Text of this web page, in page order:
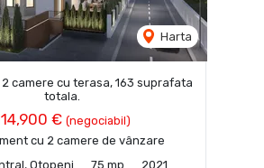
Harta
camere cu terasa, 163 suprafata
totala.
€ (negociabil)
cu 2 camere de vânzare
Otopeni
75 mp 2021